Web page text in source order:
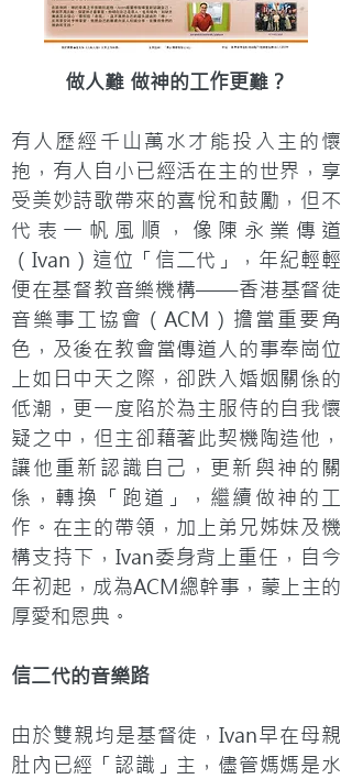
做人難 做神的工作更難？
有人歷經千山萬水才能投入主的懷
抱，有人自小已經活在主的世界，享
受美妙詩歌帶來的喜悅和鼓勵，但不
代表一帆風順，像陳永業傳道
（Ivan）這位「信二代」，年紀輕輕
便在基督教音樂機構——香港基督徒
音樂事工協會（ACM）擔當重要角
色，及後在教會當傳道人的事奉崗位
上如日中天之際，卻跌入婚姻關係的
低潮，更一度陷於為主服侍的自我懷
疑之中，但主卻藉著此契機陶造他，
讓他重新認識自己，更新與神的關
係，轉換「跑道」，繼續做神的工
作。在主的帶領，加上弟兄姊妹及機
構支持下，Ivan委身背上重任，自今
年初起，成為ACM總幹事，蒙上主的
厚愛和恩典。
信二代的音樂路
由於雙親均是基督徒，Ivan早在母親
肚內已經「認識」主，儘管媽媽是水